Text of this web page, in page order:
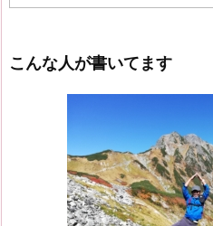
こんな人が書いてます